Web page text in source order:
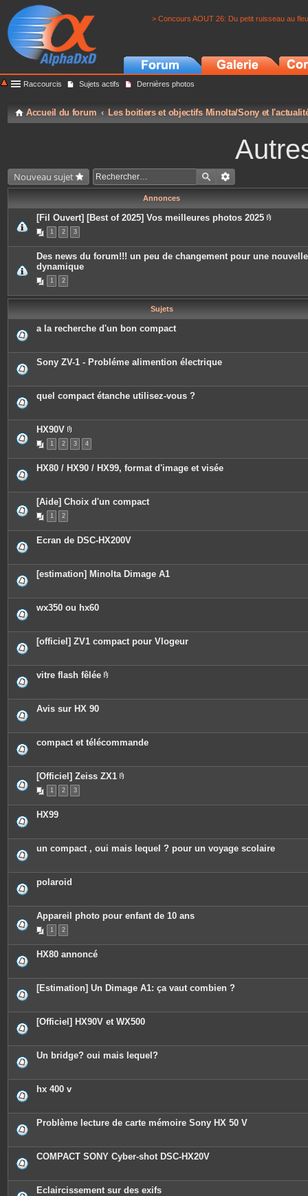
> Concours AOUT 26: Du petit ruisseau au
Raccourcis Sujets actifs Dernières photos
Accueil du forum Les boitiers et objectifs Minolta/Sony et
Nouveau sujet
Annonces
[Fil Ouvert] [Best of 2025] Vos meilleures photos 2025
c
e
n
1 2 3
Des news du forum!!! un peu de changement pour une nouvelle
dynamique
1 2
Sujets
a la recherche d'un bon compact
Sony ZV-1 - Probléme alimention électrique
quel compact étanche utilisez-vous ?
HX90V
P
c
e
o
i
1 2 3 4
HX80 / HX90 / HX99, format d'image et visée
[Aide] Choix d'un compact
1 2
Ecran de DSC-HX200V
[estimation] Minolta Dimage A1
wx350 ou hx60
[officiel] ZV1 compact pour Vlogeur
vitre flash fêlée
è
j
o
i
t
e
s
Avis sur HX 90
compact et télécommande
[Officiel] Zeiss ZX1
c
o
i
e
1 2 3
HX99
un compact , oui mais lequel ? pour un voyage scolaire
polaroid
Appareil photo pour enfant de 10 ans
1 2
HX80 annoncé
[Estimation] Un Dimage A1: ça vaut combien ?
[Officiel] HX90V et WX500
Un bridge? oui mais lequel?
hx 400 v
Problème lecture de carte mémoire Sony HX 50 V
COMPACT SONY Cyber-shot DSC-HX20V
Eclaircissement sur des exifs